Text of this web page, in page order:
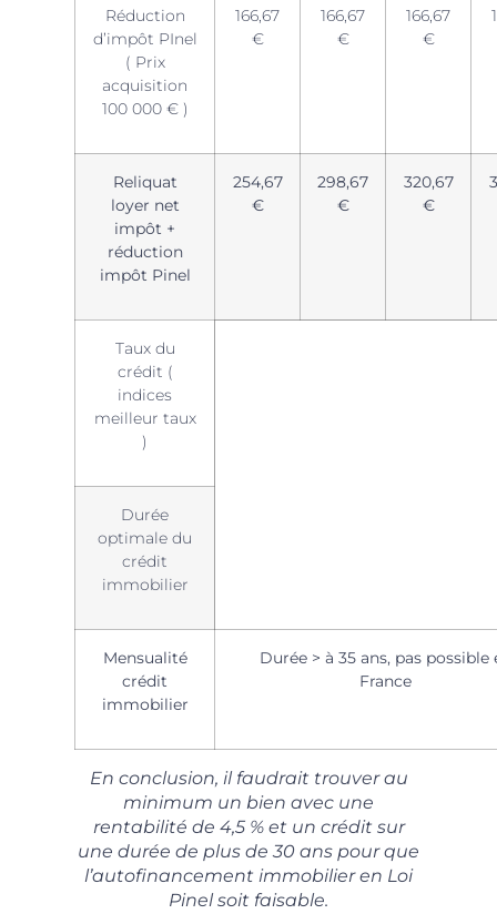
Réduction
d’impôt PInel
( Prix
acquisition
100 000 € )
166,67
€
166,67
€
166,67
€
Reliquat
loyer net
impôt +
réduction
impôt Pinel
254,67
€
298,67
€
320,67
€
Taux du
crédit (
indices
meilleur taux
)
Durée
optimale du
crédit
immobilier
Mensualité
crédit
immobilier
Durée > à 35 ans, pas possible
France
En conclusion, il faudrait trouver au
minimum un bien avec une
rentabilité de 4,5 % et un crédit sur
une durée de plus de 30 ans pour que
l’autofinancement immobilier en Loi
Pinel soit faisable.